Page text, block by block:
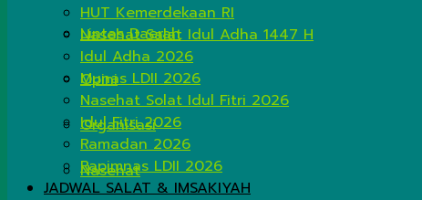
Lintas Daerah
Opini
Organisasi
Nasehat
HUT Kemerdekaan RI
Nasehat Salat Idul Adha 1447 H
Idul Adha 2026
Munas LDII 2026
Nasehat Solat Idul Fitri 2026
Idul Fitri 2026
Ramadan 2026
Rapimnas LDII 2026
JADWAL SALAT & IMSAKIYAH